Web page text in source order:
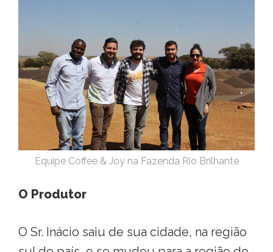
Equipe Coffee & Joy na Fazenda Rio Brilhante
O Produtor
O Sr. Inácio saiu de sua cidade, na região